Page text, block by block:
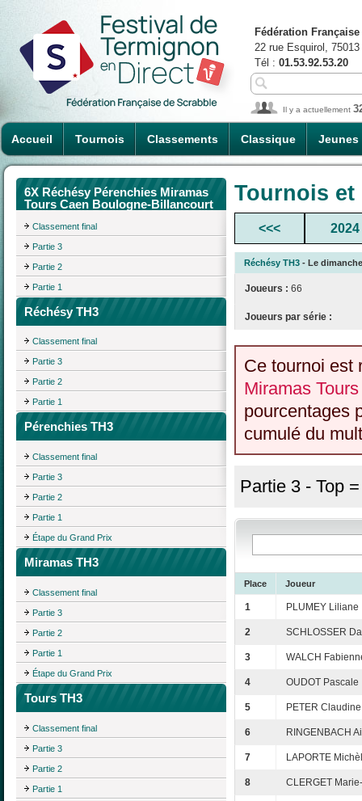
Accueil Tournois Classements Classique Jeunes
Fédération
22 rue Esquirol,
Tél : 01.53.92.53.20
Il y a actuellement
6X Réchésy Pérenchies Miramas
Tours Caen Boulogne-Billancourt
Classement final
Partie 3
Partie 2
Partie 1
Réchésy TH3
Classement final
Partie 3
Partie 2
Partie 1
Pérenchies TH3
Classement final
Partie 3
Partie 2
Partie 1
Étape du Grand Prix
Miramas TH3
Classement final
Partie 3
Partie 2
Partie 1
Étape du Grand Prix
Tours TH3
Classement final
Partie 3
Partie 2
Partie 1
Tournois
<<< 2024
Réchésy TH3 - Le
Joueurs : 66
Joueurs par série :
Ce tournoi est
Miramas
pourcentages
cumulé du
Partie 3 - Top
Place Joueur
1 PLUMEY Liliane
2 SCHLOSSER
3 WALCH
4 OUDOT Pascale
5 PETER Claudine
6 RINGENBACH
7 LAPORTE
8 CLERGET